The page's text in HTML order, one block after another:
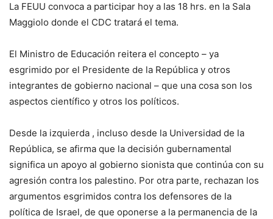
La FEUU convoca a participar hoy a las 18 hrs. en la Sala
Maggiolo donde el CDC tratará el tema.
El Ministro de Educación reitera el concepto – ya
esgrimido por el Presidente de la República y otros
integrantes de gobierno nacional – que una cosa son los
aspectos científico y otros los políticos.
Desde la izquierda , incluso desde la Universidad de la
República, se afirma que la decisión gubernamental
significa un apoyo al gobierno sionista que continúa con su
agresión contra los palestino. Por otra parte, rechazan los
argumentos esgrimidos contra los defensores de la
política de Israel, de que oponerse a la permanencia de la